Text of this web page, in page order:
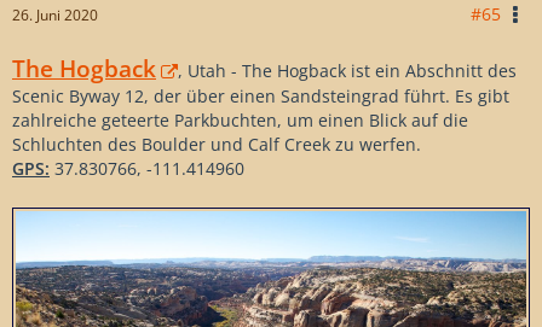
26. Juni 2020 #65
The Hogback
, Utah - The Hogback ist ein Abschnitt des
Scenic Byway 12, der über einen Sandsteingrad führt. Es gibt
zahlreiche geteerte Parkbuchten, um einen Blick auf die
Schluchten des Boulder und Calf Creek zu werfen.
GPS: 37.830766, -111.414960